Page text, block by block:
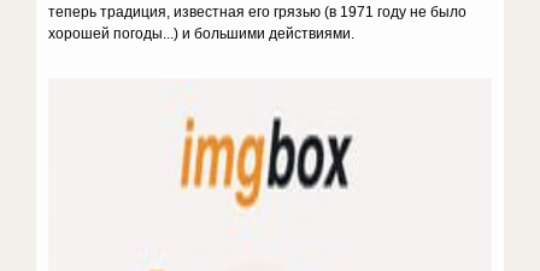
теперь традиция, известная его грязью (в 1971 году не было
хорошей погоды...) и большими действиями.